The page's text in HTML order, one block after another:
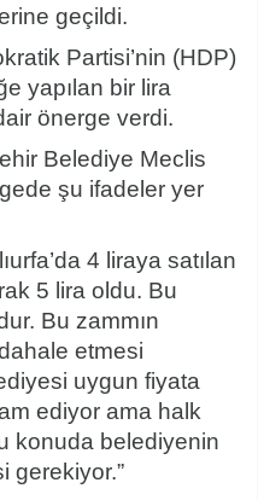
geçildi.
Partisi’nin (HDP)
yapılan bir lira
önerge verdi.
Belediye Meclis
şu ifadeler yer
4 liraya satılan
5 lira oldu. Bu
Bu zammın
etmesi
uygun fiyata
ediyor ama halk
konuda belediyenin
gerekiyor.”